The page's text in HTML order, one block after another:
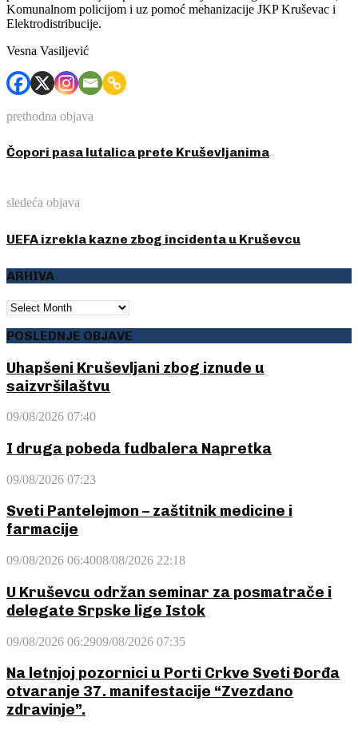
Komunalnom policijom i uz pomoć mehanizacije JKP Kruševac i
Elektrodistribucije.
Vesna Vasiljević
prethodna objava
Čopori pasa lutalica prete Kruševljanima
sledeća objava
UEFA izrekla kazne zbog incidenta u Kruševcu
ARHIVA
ARHIVA
POSLEDNJE OBJAVE
Uhapšeni Kruševljani zbog iznude u
saizvršilaštvu
09/08/2026 07:40
I druga pobeda fudbalera Napretka
09/08/2026 07:23
Sveti Pantelejmon – zaštitnik medicine i
farmacije
09/08/2026 06:4008/08/2026 22:18
U Kruševcu održan seminar za posmatrače i
delegate Srpske lige Istok
09/08/2026 06:2909/08/2026 07:35
Na letnjoj pozornici u Porti Crkve Sveti Đorđa
otvaranje 37. manifestacije “Zvezdano
zdravinje”.